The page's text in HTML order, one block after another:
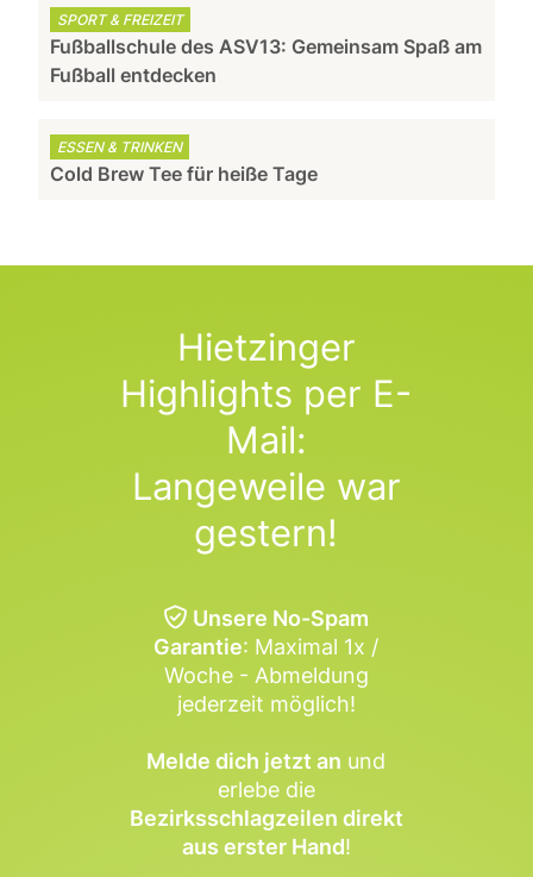
SPORT & FREIZEIT
Fußballschule des ASV13: Gemeinsam Spaß am
Fußball entdecken
ESSEN & TRINKEN
Cold Brew Tee für heiße Tage
Hietzinger
Highlights per E-
Mail:
Langeweile war
gestern!
Unsere No-Spam
Garantie: Maximal 1x /
Woche - Abmeldung
jederzeit möglich!
Melde dich jetzt an und
erlebe die
Bezirksschlagzeilen direkt
aus erster Hand!